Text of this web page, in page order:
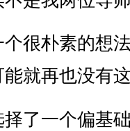
很朴素的想
就再也没有
择了一个偏基